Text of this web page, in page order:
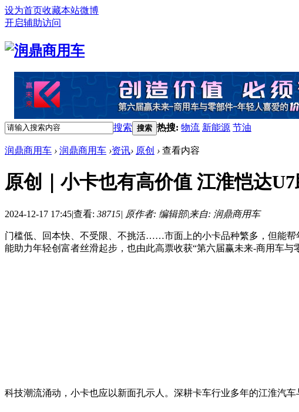
设为首页收藏本站微博
开启辅助访问
搜索 搜索 热搜: 物流 新能源 节油
润鼎商用车 › 润鼎商用车 ›资讯› 原创 › 查看内容
原创｜小卡也有高价值 江淮恺达
2024-12-17 17:45|查看: 38715| 原作者: 编辑部|来自: 润鼎商用车
门槛低、回本快、不受限、不挑活……市面上的小卡品种繁多，但能
能助力年轻创富者丝滑起步，也由此高票收获“第六届赢未来-商用车与
科技潮流涌动，小卡也应以新面孔示人。深耕卡车行业多年的江淮汽